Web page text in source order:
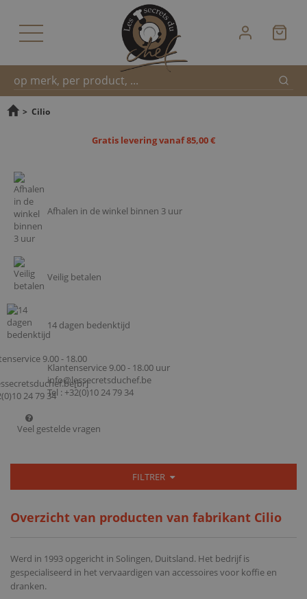
Snel
> Cilio
Gratis levering vanaf 85,00 €
Afhalen in de winkel binnen 3 uur
Veilig betalen
14 dagen bedenktijd
Klantenservice 9.00 - 18.00 uur
info@lessecretsduchef.be
Tel : +32(0)10 24 79 34
Veel gestelde vragen
FILTRER
Overzicht van producten van fabrikant Cilio
Werd in 1993 opgericht in Solingen, Duitsland. Het bedrijf is
gespecialiseerd in het vervaardigen van accessoires voor koffie en
dranken.